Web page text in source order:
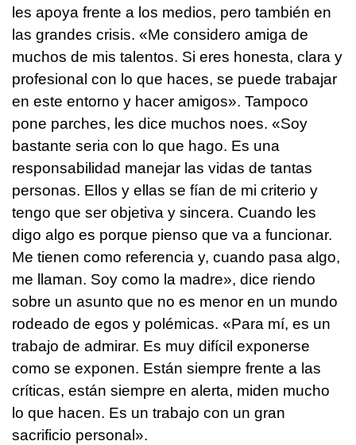
les apoya frente a los medios, pero también en
las grandes crisis. «Me considero amiga de
muchos de mis talentos. Si eres honesta, clara y
profesional con lo que haces, se puede trabajar
en este entorno y hacer amigos». Tampoco
pone parches, les dice muchos noes. «Soy
bastante seria con lo que hago. Es una
responsabilidad manejar las vidas de tantas
personas. Ellos y ellas se fían de mi criterio y
tengo que ser objetiva y sincera. Cuando les
digo algo es porque pienso que va a funcionar.
Me tienen como referencia y, cuando pasa algo,
me llaman. Soy como la madre», dice riendo
sobre un asunto que no es menor en un mundo
rodeado de egos y polémicas. «Para mí, es un
trabajo de admirar. Es muy difícil exponerse
como se exponen. Están siempre frente a las
críticas, están siempre en alerta, miden mucho
lo que hacen. Es un trabajo con un gran
sacrificio personal».